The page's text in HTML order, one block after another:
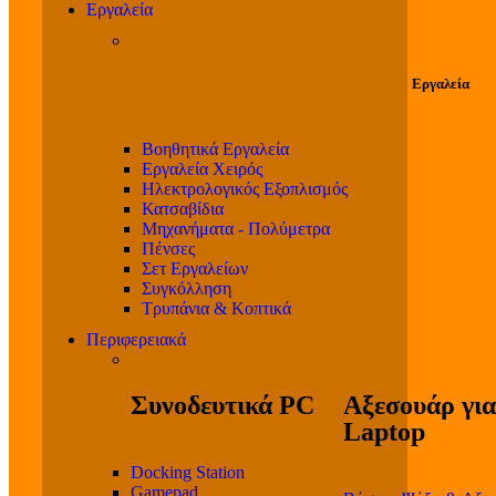
Εργαλεία
Εργαλεία
Βοηθητικά Εργαλεία
Εργαλεία Χειρός
Ηλεκτρολογικός Εξοπλισμός
Κατσαβίδια
Μηχανήματα - Πολύμετρα
Πένσες
Σετ Εργαλείων
Συγκόλληση
Τρυπάνια & Κοπτικά
Περιφερειακά
Συνοδευτικά PC
Docking Station
Αξεσουάρ για
Laptop